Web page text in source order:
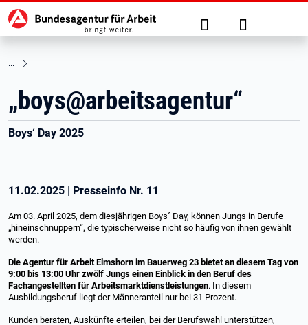
zu den Hauptinhalten springen
Hauptnavigation Suche Anmelden
„boys@arbeitsagentur“
Boys‘ Day 2025
11.02.2025 | Presseinfo Nr. 11
Am 03. April 2025, dem diesjährigen Boys´ Day, können Jungs in Berufe
„hineinschnuppern“, die typischerweise nicht so häufig von ihnen gewählt
werden.
Die Agentur für Arbeit Elmshorn im Bauerweg 23 bietet an diesem Tag von
9:00 bis 13:00 Uhr zwölf Jungs einen Einblick in den Beruf des
Fachangestellten für Arbeitsmarktdienstleistungen. In diesem
Ausbildungsberuf liegt der Männeranteil nur bei 31 Prozent.
Kunden beraten, Auskünfte erteilen, bei der Berufswahl unterstützen,